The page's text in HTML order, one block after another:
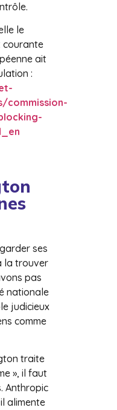
le
courante
ait
:
commission-
ses
la trouver
pas
nationale
judicieux
comme
traite
», il faut
Anthropic
alimente